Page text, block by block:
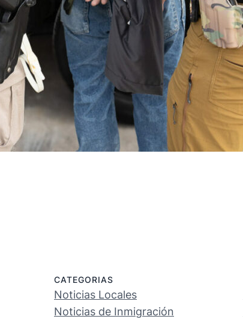
CATEGORIAS
Noticias Locales
Noticias de Inmigración